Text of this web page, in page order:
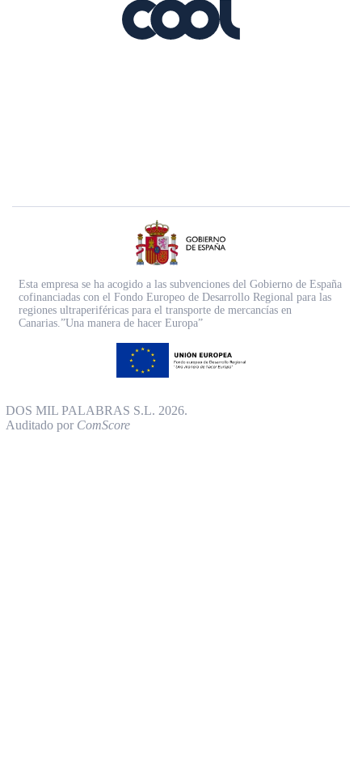
Esta empresa se ha acogido a las subvenciones del Gobierno de España
cofinanciadas con el Fondo Europeo de Desarrollo Regional para las
regiones ultraperiféricas para el transporte de mercancías en
Canarias.”Una manera de hacer Europa”
DOS MIL PALABRAS S.L. 2026.
Auditado por ComScore